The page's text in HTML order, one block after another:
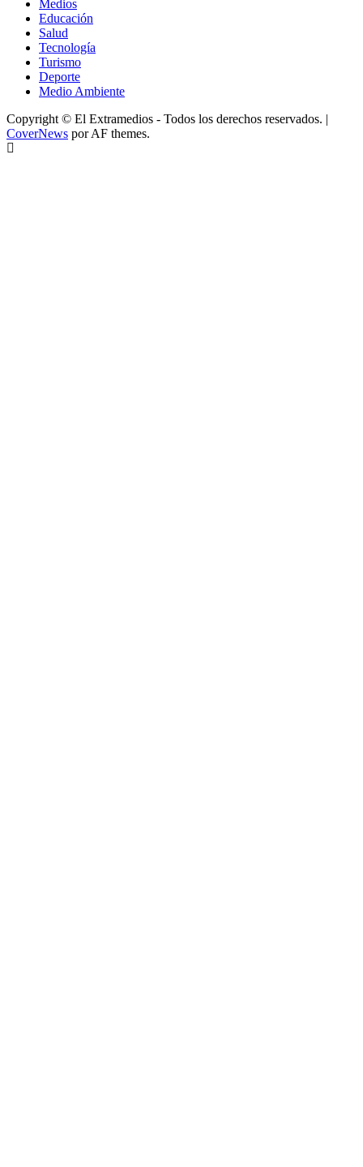
Medios
Educación
Salud
Tecnología
Turismo
Deporte
Medio Ambiente
Copyright © El Extramedios - Todos los derechos reservados. |
CoverNews por AF themes.